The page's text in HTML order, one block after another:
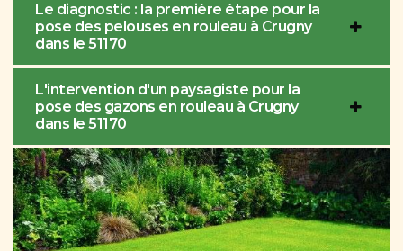
Le diagnostic : la première étape pour la
pose des pelouses en rouleau à Crugny
dans le 51170
L'intervention d'un paysagiste pour la
pose des gazons en rouleau à Crugny
dans le 51170